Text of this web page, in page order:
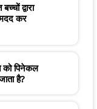
द्वारा
कर
को पिनेकल
है?